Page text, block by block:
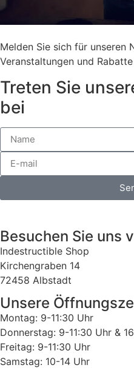
Melden Sie sich für unseren
Veranstaltungen und Rabatte
Treten Sie
bei
Besuchen Sie uns
Indestructible Shop
Kirchengraben 14
72458 Albstadt
Unsere
Montag: 9-11:30 Uhr
Donnerstag: 9-11:30 Uhr &
Freitag: 9-11:30 Uhr
Samstag: 10-14 Uhr